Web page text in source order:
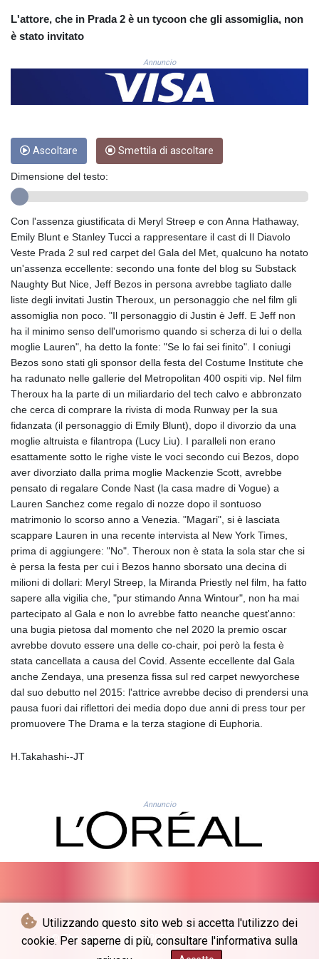
Utilizzando questo sito web si accetta l'utilizzo dei
cookie. Per saperne di più, consultare l'informativa sulla
COP 3633.55485
CRC 523.993489
CUP 30.637594
CVE 110.26363
CZK 24.258158
DJF 205.267449
DOP 67.289164
DZD 152.967099
ETB 186.049588
FJD 2.553384
FKP 0.8566
GBP 0.856968
GEL 3.017966
GHS 13.526832
GIP 0.8566
GMD 84.980421
GNF
10123.874202
GTQ 8.794891
GYD 241.157003
HKD 9.067746
HNL 30.895616
HRK 7.536622
HTG 150.718127
HUF 363.096405
IDR
20580.370421
ILS 3.468234
IMP 0.8566
INR 110.076256
1509.981237
IRR
1590322.371805
ISK 142.598215
JEP 0.8566
JMD 183.057725
JOD 0.819746
JPY 182.445186
KES 149.158147
KGS 101.104505
KWD 0.356853
KYD 0.960588
KZT 540.233287
LAK
LKR 386.635196
LRD 208.057415
LSL 18.726567
L'attore, che in Prada 2 è un tycoon che gli assomiglia, non
è stato invitato
Annuncio
Ascoltare Smettila di ascoltare
Dimensione del testo:
Con l'assenza giustificata di Meryl Streep e con Anna Hathaway,
Emily Blunt e Stanley Tucci a rappresentare il cast di Il Diavolo
Veste Prada 2 sul red carpet del Gala del Met, qualcuno ha notato
un'assenza eccellente: secondo una fonte del blog su Substack
Naughty But Nice, Jeff Bezos in persona avrebbe tagliato dalle
liste degli invitati Justin Theroux, un personaggio che nel film gli
assomiglia non poco. "Il personaggio di Justin è Jeff. E Jeff non
ha il minimo senso dell'umorismo quando si scherza di lui o della
moglie Lauren", ha detto la fonte: "Se lo fai sei finito". I coniugi
Bezos sono stati gli sponsor della festa del Costume Institute che
ha radunato nelle gallerie del Metropolitan 400 ospiti vip. Nel film
Theroux ha la parte di un miliardario del tech calvo e abbronzato
che cerca di comprare la rivista di moda Runway per la sua
fidanzata (il personaggio di Emily Blunt), dopo il divorzio da una
moglie altruista e filantropa (Lucy Liu). I paralleli non erano
esattamente sotto le righe viste le voci secondo cui Bezos, dopo
aver divorziato dalla prima moglie Mackenzie Scott, avrebbe
pensato di regalare Conde Nast (la casa madre di Vogue) a
Lauren Sanchez come regalo di nozze dopo il sontuoso
matrimonio lo scorso anno a Venezia. "Magari", si è lasciata
scappare Lauren in una recente intervista al New York Times,
prima di aggiungere: "No". Theroux non è stata la sola star che si
è persa la festa per cui i Bezos hanno sborsato una decina di
milioni di dollari: Meryl Streep, la Miranda Priestly nel film, ha fatto
sapere alla vigilia che, "pur stimando Anna Wintour", non ha mai
partecipato al Gala e non lo avrebbe fatto neanche quest'anno:
una bugia pietosa dal momento che nel 2020 la premio oscar
avrebbe dovuto essere una delle co-chair, poi però la festa è
stata cancellata a causa del Covid. Assente eccellente dal Gala
anche Zendaya, una presenza fissa sul red carpet newyorchese
dal suo debutto nel 2015: l'attrice avrebbe deciso di prendersi una
pausa fuori dai riflettori dei media dopo due anni di press tour per
promuovere The Drama e la terza stagione di Euphoria.
H.Takahashi--JT
Annuncio
© The Japan Times - 2026 - Tutti i diritti riservati